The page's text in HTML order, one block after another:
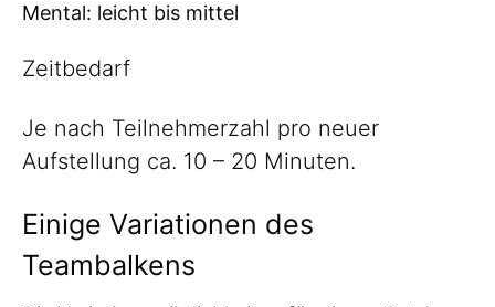
Mental: leicht bis mittel
Zeitbedarf
Je nach Teilnehmerzahl pro neuer
Aufstellung ca. 10 – 20 Minuten.
Einige Variationen des
Teambalkens